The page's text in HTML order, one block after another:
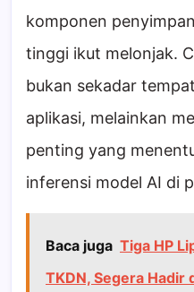
komponen
tinggi ikut melonjak.
bukan sekadar
aplikasi, melainkan
penting yang
inferensi model AI di
Baca juga Tiga HP
TKDN, Segera Hadir